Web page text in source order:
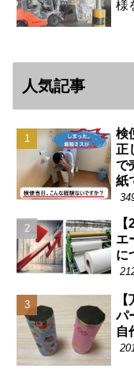
様
人気記事
検
正
で
紙
エ
に
パ
自